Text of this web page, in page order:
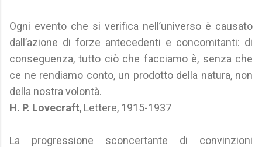
Ogni evento che si verifica nell’universo è causato
dall’azione di forze antecedenti e concomitanti: di
conseguenza, tutto ciò che facciamo è, senza che
ce ne rendiamo conto, un prodotto della natura, non
della nostra volontà.
H. P. Lovecraft, Lettere, 1915-1937
La progressione sconcertante di convinzioni